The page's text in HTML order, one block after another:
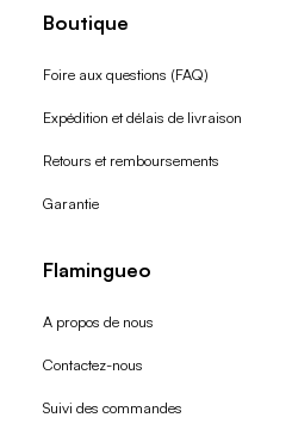
Boutique
Foire aux questions (FAQ)
Expédition et délais de livraison
Retours et remboursements
Garantie
Flamingueo
A propos de nous
Contactez-nous
Suivi des commandes